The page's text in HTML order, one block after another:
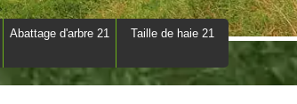
Abattage d'arbre 21 Taille de haie 21